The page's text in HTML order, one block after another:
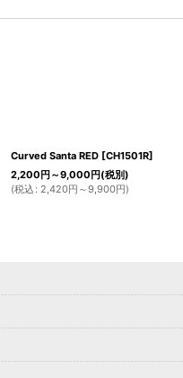
Curved Santa RED [CH1501R]
2,200 円 ～9,000 円 (税別)
(税込 : 2,420円 ～9,900円)